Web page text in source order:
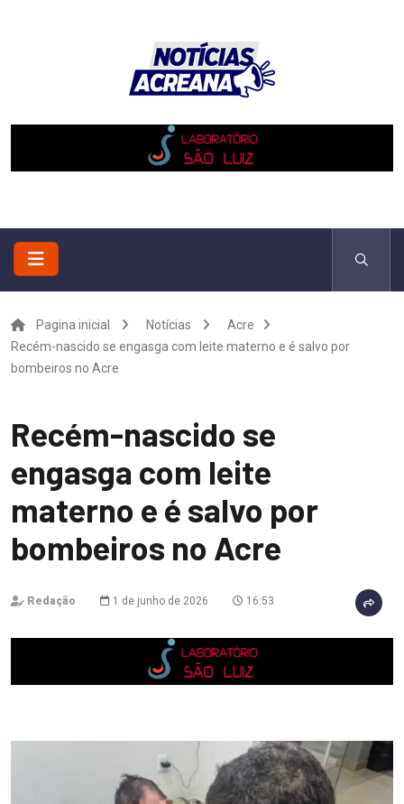
Pagina inicial Notícias
Acre
Recém-nascido se engasga com leite materno e é salvo por
bombeiros no Acre
Recém-nascido se
engasga com leite
materno e é salvo por
bombeiros no Acre
Redação 1 de junho de 2026 16:53